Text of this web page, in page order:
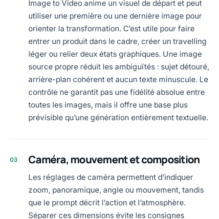
Image to Video anime un visuel de départ et peut
utiliser une première ou une dernière image pour
orienter la transformation. C’est utile pour faire
entrer un produit dans le cadre, créer un travelling
léger ou relier deux états graphiques. Une image
source propre réduit les ambiguïtés : sujet détouré,
arrière-plan cohérent et aucun texte minuscule. Le
contrôle ne garantit pas une fidélité absolue entre
toutes les images, mais il offre une base plus
prévisible qu’une génération entièrement textuelle.
03 Caméra, mouvement et composition
Les réglages de caméra permettent d’indiquer
zoom, panoramique, angle ou mouvement, tandis
que le prompt décrit l’action et l’atmosphère.
Séparer ces dimensions évite les consignes